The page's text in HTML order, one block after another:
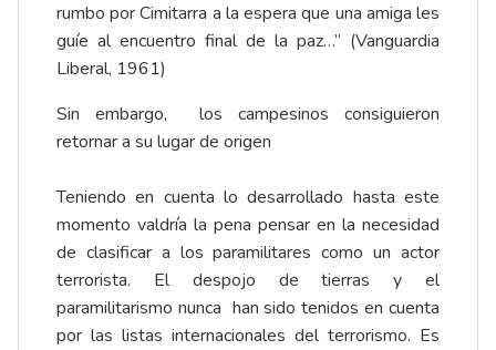
rumbo por Cimitarra a la espera que una amiga les
guíe al encuentro final de la paz…” (Vanguardia
Liberal, 1961)
Sin embargo, los campesinos consiguieron
retornar a su lugar de origen
Teniendo en cuenta lo desarrollado hasta este
momento valdría la pena pensar en la necesidad
de clasificar a los paramilitares como un actor
terrorista. El despojo de tierras y el
paramilitarismo nunca han sido tenidos en cuenta
por las listas internacionales del terrorismo. Es